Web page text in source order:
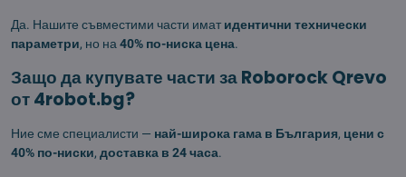
Да. Нашите съвместими части имат идентични технически
параметри, но на40% по-ниска цена.
Защо да купувате части за Roborock Qrevo
от 4robot.bg?
Ние сме специалисти — най-широка гама в България, цени с
40% по-ниски, доставка в 24 часа.